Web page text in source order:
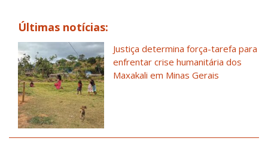
Últimas notícias:
Justiça determina força-tarefa para
enfrentar crise humanitária dos
Maxakali em Minas Gerais